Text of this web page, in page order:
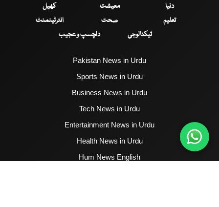
دنیا
معیشت
کھیل
تعلیم
صحت
انٹرٹینمنٹ
ٹیکنالوجی
دلچسپ و عجیب
Pakistan News in Urdu
Sports News in Urdu
Business News in Urdu
Tech News in Urdu
Entertainment News in Urdu
Health News in Urdu
Hum News English